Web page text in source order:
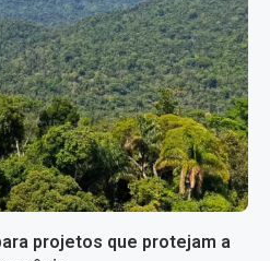
projetos que protejam a